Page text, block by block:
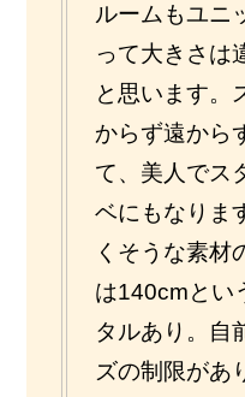
ルームもユニ
って大きさは
と思います。
からず遠から
て、美人でス
ベにもなりま
くそうな素材
は140cmとい
タルあり。自
ズの制限があ